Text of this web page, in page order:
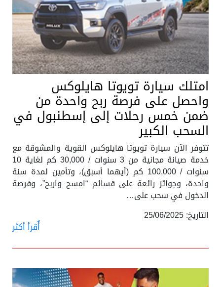
امتلك سيارة تويوتا هايلوكس
واحصل على فرصة ربح واحدة من
ضمن خمس رحلات إلى إسطنبول في
السحب الكبير
تتوفر الآن سيارة تويوتا هايلوكس القوية والمشوقة مع
خدمة صيانة مجانية من 3 سنوات / 30,000 كم لغاية 10
سنوات / 100,000 كم (أيهما أسبق)، وتأمين لمدة سنة
واحدة، وجوائز رائعة على قسائم “امسح واربح”، وفرصة
الدخول في سحب على…
التاريخ: 25/06/2025
أٌقرأ أكثر